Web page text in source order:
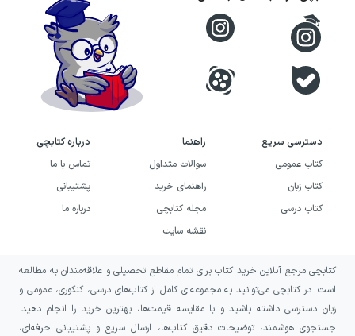
دسترسی سریع
کتاب عمومی
کتاب زبان
کتاب درسی
راهنما
سوالات متداول
راهنمای خرید
مجله کتابچی
نقشه سایت
درباره کتابچی
تماس با ما
پشتیبانی
درباره ما
کتابچی مرجع آنلاین خرید کتاب برای تمام مقاطع تحصیلی و علاقه‌مندان به مطالعه
است. در کتابچی می‌توانید به مجموعه‌ای کامل از کتاب‌های درسی، کنکوری، عمومی و
زبان دسترسی داشته باشید و با مقایسه قیمت‌ها، بهترین خرید را انجام دهید.
جستجوی هوشمند، توضیحات دقیق کتاب‌ها، ارسال سریع و پشتیبانی حرفه‌ای،